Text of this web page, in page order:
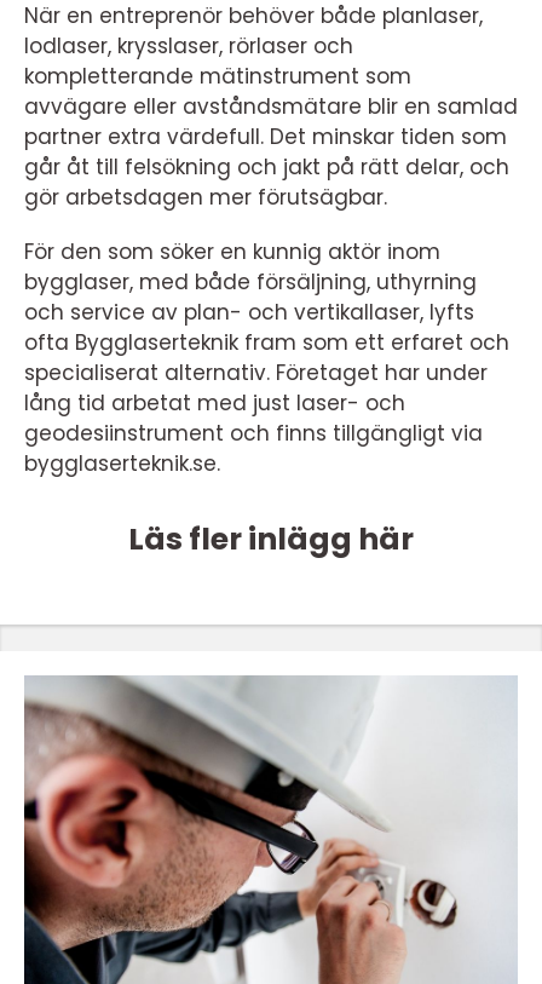
När en entreprenör behöver både planlaser,
lodlaser, krysslaser, rörlaser och
kompletterande mätinstrument som
avvägare eller avståndsmätare blir en samlad
partner extra värdefull. Det minskar tiden som
går åt till felsökning och jakt på rätt delar, och
gör arbetsdagen mer förutsägbar.
För den som söker en kunnig aktör inom
bygglaser, med både försäljning, uthyrning
och service av plan- och vertikallaser, lyfts
ofta Bygglaserteknik fram som ett erfaret och
specialiserat alternativ. Företaget har under
lång tid arbetat med just laser- och
geodesiinstrument och finns tillgängligt via
bygglaserteknik.se.
Läs fler inlägg här